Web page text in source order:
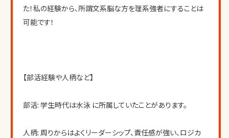
た！私の経験から、所謂文系脳な方を理系強者にすることは
可能です！
【部活経験や人柄など】
部活: 学生時代は水泳 に所属していたことがあります。
人柄: 周りからはよくリーダーシップ、責任感が強い、ロジカ